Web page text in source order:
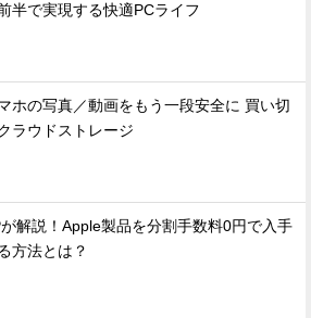
半で実現する快適PCライフ
ホの写真／動画をもう一段安全に 買い切
ラウドストレージ
解説！Apple製品を分割手数料0円で入手
方法とは？